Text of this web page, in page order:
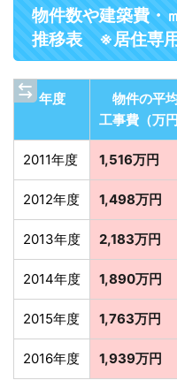
物件数や建築費・
推移表 ※居住専
年度
物件の平
工事費（万円
2011年度 1,516万円
2012年度 1,498万円
2013年度 2,183万円
2014年度 1,890万円
2015年度 1,763万円
2016年度 1,939万円